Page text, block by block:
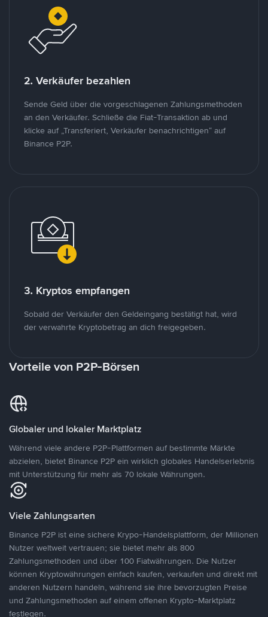
2. Verkäufer bezahlen
Sende Geld über die vorgeschlagenen Zahlungsmethoden
an den Verkäufer. Schließe die Fiat-Transaktion ab und
klicke auf „Transferiert, Verkäufer benachrichtigen“ auf
Binance P2P.
3. Kryptos empfangen
Sobald der Verkäufer den Geldeingang bestätigt hat, wird
der verwahrte Kryptobetrag an dich freigegeben.
Vorteile von P2P-Börsen
Globaler und lokaler Marktplatz
Während viele andere P2P-Plattformen auf bestimmte Märkte
abzielen, bietet Binance P2P ein wirklich globales Handelserlebnis
mit Unterstützung für mehr als 70 lokale Währungen.
Viele Zahlungsarten
Binance P2P ist eine sichere Krypo-Handelsplattform, der Millionen
Nutzer weltweit vertrauen; sie bietet mehr als 800
Zahlungsmethoden und über 100 Fiatwährungen. Die Nutzer
können Kryptowährungen einfach kaufen, verkaufen und direkt mit
anderen Nutzern handeln, während sie ihre bevorzugten Preise
und Zahlungsmethoden auf einem offenen Krypto-Marktplatz
festlegen.